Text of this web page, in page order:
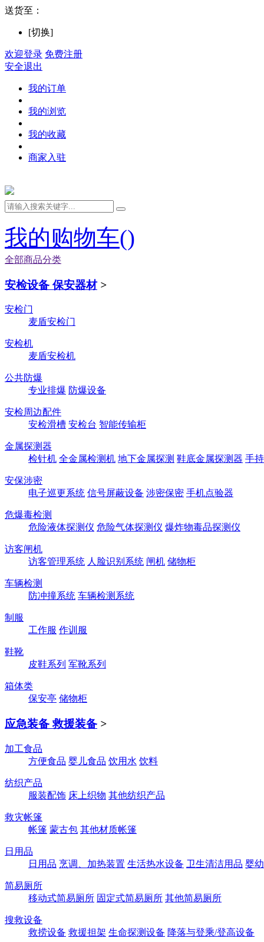
送货至：
[切换]
欢迎登录 免费注册
安全退出
我的订单
我的浏览
我的收藏
商家入驻
我的购物车()
全部商品分类
安检设备 保安器材 >
安检门
麦盾安检门
安检机
麦盾安检机
公共防爆
专业排爆 防爆设备
安检周边配件
安检滑槽 安检台 智能传输柜
金属探测器
检针机 全金属检测机 地下金属探测 鞋底金属探测器 手
安保涉密
电子巡更系统 信号屏蔽设备 涉密保密 手机点验器
危爆毒检测
危险液体探测仪 危险气体探测仪 爆炸物毒品探测仪
访客闸机
访客管理系统 人脸识别系统 闸机 储物柜
车辆检测
防冲撞系统 车辆检测系统
制服
工作服 作训服
鞋靴
皮鞋系列 军靴系列
箱体类
保安亭 储物柜
应急装备 救援装备 >
加工食品
方便食品 婴儿食品 饮用水 饮料
纺织产品
服装配饰 床上织物 其他纺织产品
救灾帐篷
帐篷 蒙古包 其他材质帐篷
日用品
日用品 烹调、加热装置 生活热水设备 卫生清洁用品 婴
简易厕所
移动式简易厕所 固定式简易厕所 其他简易厕所
搜救设备
救捞设备 救援担架 生命探测设备 降落与登乘/登高设备